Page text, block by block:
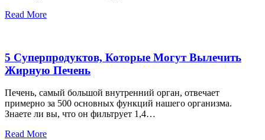
Read More
5 Суперпродуктов, Которые Могут Вылечить
Жирную Печень
Печень, самый большой внутренний орган, отвечает
примерно за 500 основных функций нашего организма.
Знаете ли вы, что он фильтрует 1,4…
Read More